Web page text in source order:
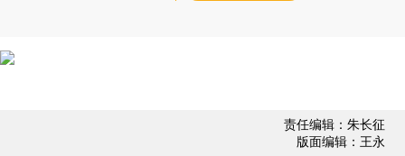
责任编辑：朱长征
版面编辑：王永